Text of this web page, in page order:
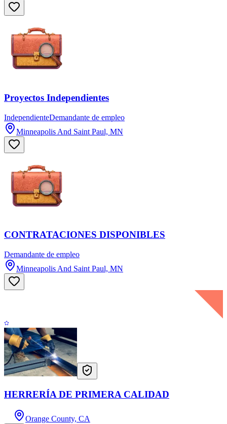
Proyectos Independientes
IndependienteDemandante de empleo
Minneapolis And Saint Paul, MN
CONTRATACIONES DISPONIBLES
Demandante de empleo
Minneapolis And Saint Paul, MN
HERRERÍA DE PRIMERA CALIDAD
Orange County, CA